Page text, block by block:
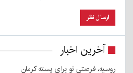
آخرین اخبار
روسیه، فرصتی نو برای پسته کرمان